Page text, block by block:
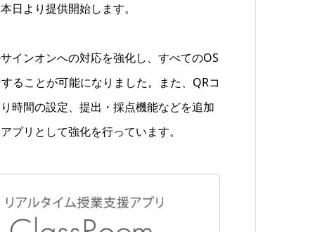
日より提供開始します。
インオンへの対応を強化し、すべてのOS
ことが可能になりました。また、QRコ
時間の設定、提出・採点機能などを追加
プリとして強化を行っています。